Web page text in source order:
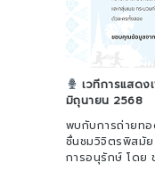
เวทีการแสดง
มิถุนายน 2568
พบกับการถ่ายท
ชื่นชมวิจิตรพิสมั
การอนุรักษ์ โดย